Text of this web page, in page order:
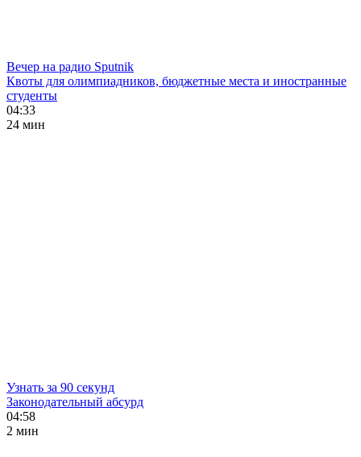
Вечер на радио Sputnik
Квоты для олимпиадников, бюджетные места и иностранные
студенты
04:33
24 мин
Узнать за 90 секунд
Законодательный абсурд
04:58
2 мин